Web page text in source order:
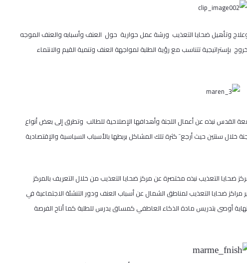
وتأهيل ضحايا التعذيب ورشة عمل حوارية حول العنف وأسبابه والعنف الموجه
تتناسب مع رؤية الطلبة لمواجهة العنف وتنمية القيم والانتماء
القدس نبذه عن أعمال اللجنة وأهدافها الإصلاحية للطالب وتطرق إلى بعض أنواع
خلال سنتين حيث أرجع َ كثرة تلك المشاكل بربطها بالأسباب السياسية والإقتصادية
التعذيب نبذه مختصرة عن مركز ضحايا التعذيب من خلال التعريف بالمركز
ضحايا التعذيب لمناطق الشمال عن أسباب العنف ودور التنشئة الاجتماعية في
أوصى بتدريس مادة الذكاء العاطفي كمساق يدرس للطلبة كما أتاح الفرصة